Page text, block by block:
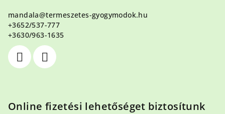
mandala@termeszetes-gyogymodok.hu
+3652/537-777
+3630/963-1635
Online fizetési lehetőséget biztosítunk